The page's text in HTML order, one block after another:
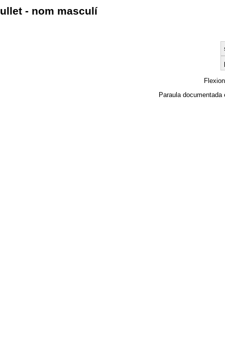
ullet - nom masculí
Paraula